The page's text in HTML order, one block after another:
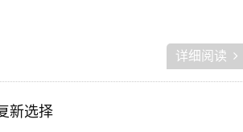
详细阅读
新选择